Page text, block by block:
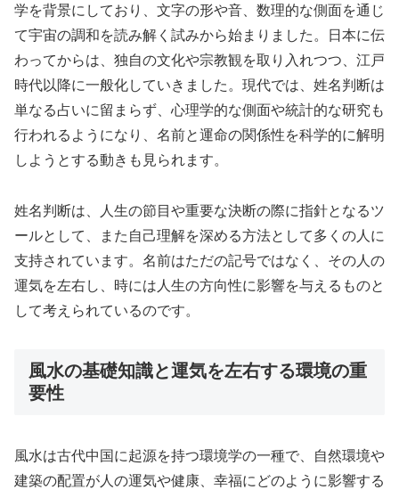
学を背景にしており、文字の形や音、数理的な側面を通じ
て宇宙の調和を読み解く試みから始まりました。日本に伝
わってからは、独自の文化や宗教観を取り入れつつ、江戸
時代以降に一般化していきました。現代では、姓名判断は
単なる占いに留まらず、心理学的な側面や統計的な研究も
行われるようになり、名前と運命の関係性を科学的に解明
しようとする動きも見られます。
姓名判断は、人生の節目や重要な決断の際に指針となるツ
ールとして、また自己理解を深める方法として多くの人に
支持されています。名前はただの記号ではなく、その人の
運気を左右し、時には人生の方向性に影響を与えるものと
して考えられているのです。
風水の基礎知識と運気を左右する環境の重
要性
風水は古代中国に起源を持つ環境学の一種で、自然環境や
建築の配置が人の運気や健康、幸福にどのように影響する